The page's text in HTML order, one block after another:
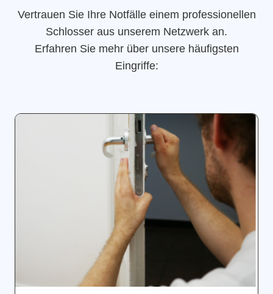
Vertrauen Sie Ihre Notfälle einem professionellen
Schlosser aus unserem Netzwerk an.
Erfahren Sie mehr über unsere häufigsten
Eingriffe: